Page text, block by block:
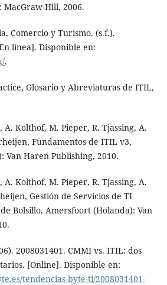
Hill, 2006.
Comercio y Turismo. (s.f.).
línea]. Disponible en:
.
Glosario y Abreviaturas de ITIL,
A. Kolthof, M. Pieper, R. Tjassing, A.
Fundamentos de ITIL v3,
Van Haren Publishing, 2010.
A. Kolthof, M. Pieper, R. Tjassing, A.
Gestión de Servicios de TI
Bolsillo, Amersfoort (Holanda): Van
2008031401. CMMI vs. ITIL: dos
[Online]. Disponible en:
tendencias-byte-ti/2008031401-